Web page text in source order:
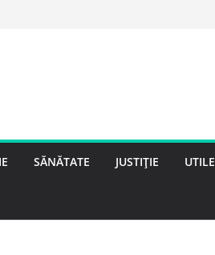
SĂNĂTATE JUSTIȚIE UTILE